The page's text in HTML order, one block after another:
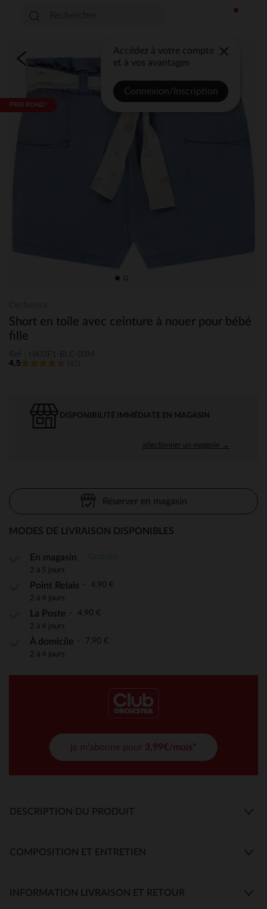
Accédez à votre compte
et à vos avantages
Connexion/Inscription
PRIX ROND*
Short en toile avec ceinture à nouer pour bébé
fille
4.5
DISPONIBILITÉ IMMÉDIATE EN MAGASIN
sélectionner un magasin →
Réserver en magasin
MODES DE LIVRAISON DISPONIBLES
En magasin
2 à 5 jours
Point Relais 4,90 €
2 à 4 jours
La Poste 4,90 €
2 à 4 jours
À domicile 7,90 €
2 à 4 jours
je m'abonne pour 3,99€/mois*
DESCRIPTION DU PRODUIT
COMPOSITION ET ENTRETIEN
INFORMATION LIVRAISON ET RETOUR